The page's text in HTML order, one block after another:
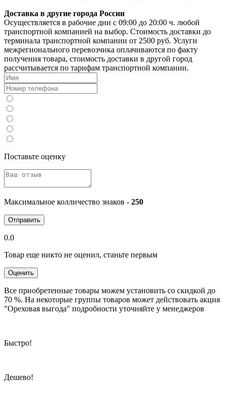
Доставка в другие города России
Осуществляется в рабочие дни с 09:00 до 20:00 ч. любой
транспортной компанией на выбор. Стоимость доставки до
терминала транспортной компании от 2500 руб. Услуги
межрегионального перевозчика оплачиваются по факту
получения товара, стоимость доставки в другой город
рассчитывается по тарифам транспортной компании.
Поставьте оценку
Максимальное колличество знаков - 250
Отправить
0.0
Товар еще никто не оценил, станьте первым
Оценить
Все приобретенные товары можем установить со скидкой до
70 %. На некоторые группы товаров может действовать акция
"Ореховая выгода" подробности уточняйте у менеджеров
Быстро!
Дешево!